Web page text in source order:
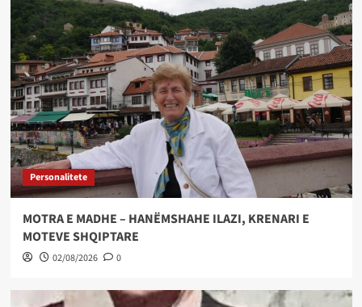
Personalitete
MOTRA E MADHE – HANËMSHAHE ILAZI, KRENARI E
MOTEVE SHQIPTARE
02/08/2026 0